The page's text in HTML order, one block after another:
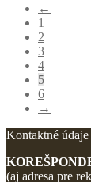
←
1
2
3
4
5
6
→
Kontaktné údaje
(aj adresa pre